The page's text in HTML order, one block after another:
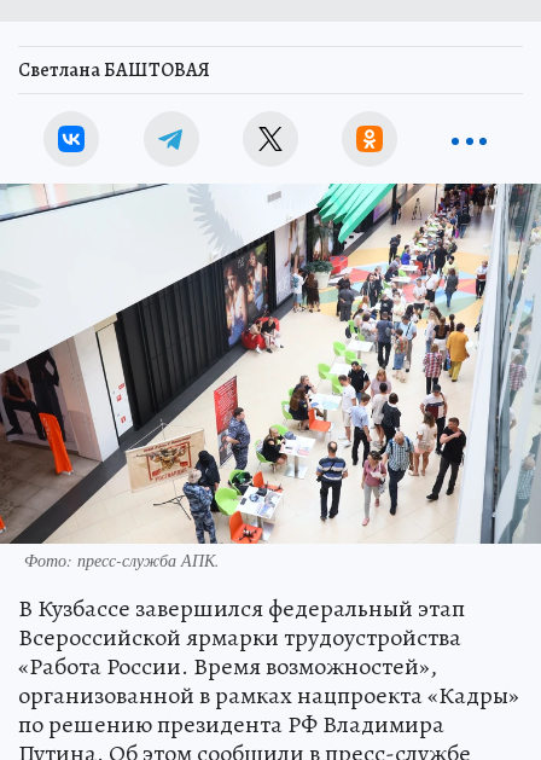
Светлана БАШТОВАЯ
Фото: пресс-служба АПК.
В Кузбассе завершился федеральный этап
Всероссийской ярмарки трудоустройства
«Работа России. Время возможностей»,
организованной в рамках нацпроекта «Кадры»
по решению президента РФ Владимира
Путина. Об этом сообщили в пресс-службе